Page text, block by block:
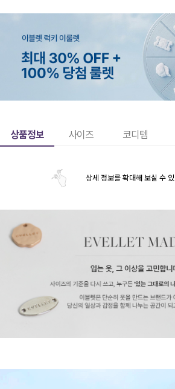
상품정보 사이즈 코디템
상세 정보를 확대해 보실 수